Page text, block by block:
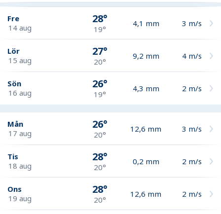
Fre
14 aug
28°
19°
4,1 mm 3 m/s
Lör
15 aug
27°
20°
9,2 mm 4 m/s
Sön
16 aug
26°
19°
4,3 mm 2 m/s
Mån
17 aug
26°
20°
12,6 mm 3 m/s
Tis
18 aug
28°
20°
0,2 mm 2 m/s
Ons
19 aug
28°
20°
12,6 mm 2 m/s